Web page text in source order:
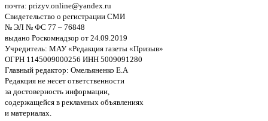
почта: prizyv.online@yandex.ru
Свидетельство о регистрации СМИ
№ ЭЛ № ФС 77 – 76848
выдано Роскомнадзор от 24.09.2019
Учредитель: МАУ «Редакция газеты «Призыв»
ОГРН 1145009000256 ИНН 5009091280
Главный редактор: Омельяненко Е.А
Редакция не несет ответственности
за достоверность информации,
содержащейся в рекламных объявлениях
и материалах.